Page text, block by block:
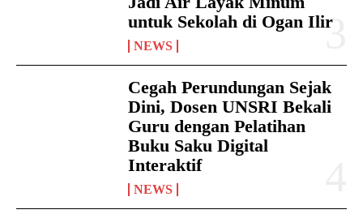
untuk Sekolah di Ogan Ilir
NEWS
Cegah Perundungan Sejak
Dini, Dosen UNSRI Bekali
Guru dengan Pelatihan
Buku Saku Digital
Interaktif
NEWS